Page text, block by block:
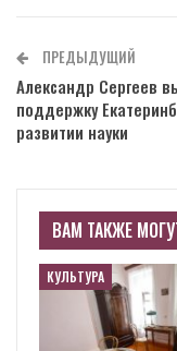
ПРЕДЫДУЩИЙ
Александр Сергеев
поддержку
развитии науки
ВАМ ТАКЖЕ
КУЛЬТУРА